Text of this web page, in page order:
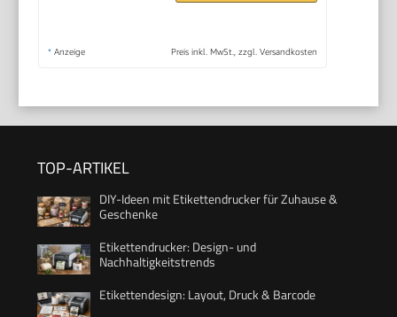
* Anzeige Preis inkl. MwSt., zzgl. Versandkosten
TOP-ARTIKEL
DIY-Ideen mit Etikettendrucker für Zuhause &
Geschenke
Etikettendrucker: Design- und
Nachhaltigkeitstrends
Etikettendesign: Layout, Druck & Barcode